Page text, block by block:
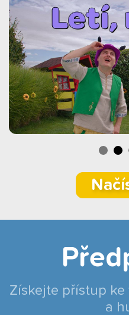
Získejte přístup ke
a